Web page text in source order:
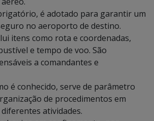
é adotado para garantir um
no aeroporto de destino.
itens como rota e coordenadas,
e tempo de voo. São
a comandantes e
é conhecido, serve de parâmetro
de procedimentos em
atividades.